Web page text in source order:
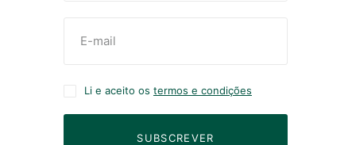
Li e aceito os termos e condições
SUBSCREVER